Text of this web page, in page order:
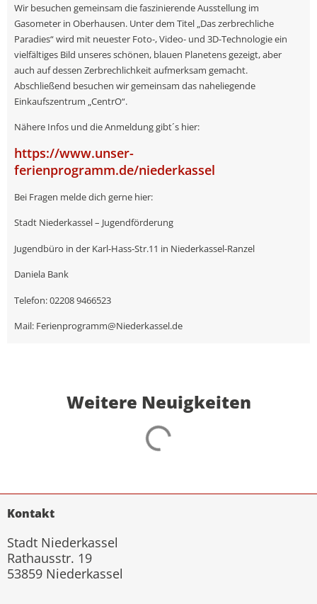
Wir besuchen gemeinsam die faszinierende Ausstellung im
Gasometer in Oberhausen. Unter dem Titel „Das zerbrechliche
Paradies“ wird mit neuester Foto-, Video- und 3D-Technologie ein
vielfältiges Bild unseres schönen, blauen Planetens gezeigt, aber
auch auf dessen Zerbrechlichkeit aufmerksam gemacht.
Abschließend besuchen wir gemeinsam das naheliegende
Einkaufszentrum „CentrO“.
Nähere Infos und die Anmeldung gibt´s hier:
https://www.unser-
ferienprogramm.de/niederkassel
Bei Fragen melde dich gerne hier:
Stadt Niederkassel – Jugendförderung
Jugendbüro in der Karl-Hass-Str.11 in Niederkassel-Ranzel
Daniela Bank
Telefon: 02208 9466523
Mail: Ferienprogramm@Niederkassel.de
Weitere Neuigkeiten
Kontakt
Stadt Niederkassel
Rathausstr. 19
53859 Niederkassel